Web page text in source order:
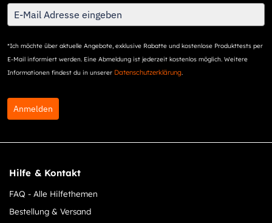
*Ich möchte über aktuelle Angebote, exklusive Rabatte und kostenlose Produkttests per
E-Mail informiert werden. Eine Abmeldung ist jederzeit kostenlos möglich. Weitere
Informationen findest du in unserer Datenschutzerklärung.
Anmelden
Hilfe & Kontakt
FAQ - Alle Hilfethemen
Bestellung & Versand